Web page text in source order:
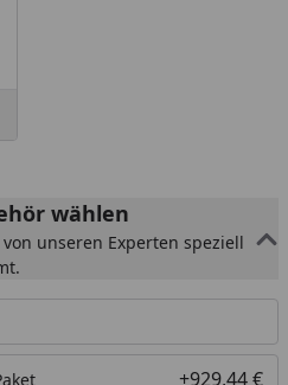
wählen
unseren Experten speziell
+929,44 €